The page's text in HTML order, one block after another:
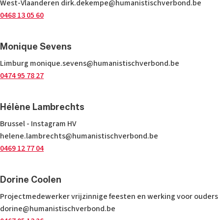
West-Vlaanderen dirk.dekempe@humanistischverbond.be
0468 13 05 60
Monique Sevens
Limburg monique.sevens@humanistischverbond.be
0474 95 78 27
Hélène Lambrechts
Brussel - Instagram HV
helene.lambrechts@humanistischverbond.be
0469 12 77 04
Dorine Coolen
Projectmedewerker vrijzinnige feesten en werking voor ouders
dorine@humanistischverbond.be